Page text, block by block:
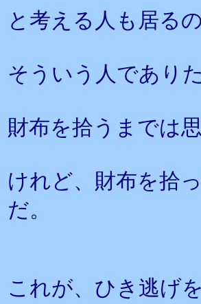
と考える人も居るの
そういう人であり
財布を拾うまでは
けれど、財布を拾
だ。
これが、ひき逃げ